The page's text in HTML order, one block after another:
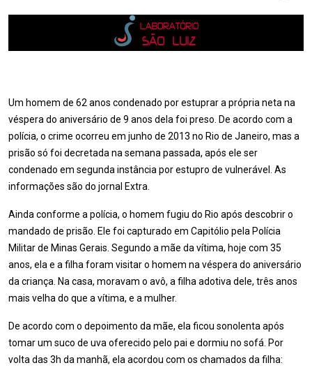
Um homem de 62 anos condenado por estuprar a própria neta na
véspera do aniversário de 9 anos dela foi preso. De acordo com a
polícia, o crime ocorreu em junho de 2013 no Rio de Janeiro, mas a
prisão só foi decretada na semana passada, após ele ser
condenado em segunda instância por estupro de vulnerável. As
informações são do jornal Extra.
Ainda conforme a polícia, o homem fugiu do Rio após descobrir o
mandado de prisão. Ele foi capturado em Capitólio pela Polícia
Militar de Minas Gerais. Segundo a mãe da vítima, hoje com 35
anos, ela e a filha foram visitar o homem na véspera do aniversário
da criança. Na casa, moravam o avô, a filha adotiva dele, três anos
mais velha do que a vítima, e a mulher.
De acordo com o depoimento da mãe, ela ficou sonolenta após
tomar um suco de uva oferecido pelo pai e dormiu no sofá. Por
volta das 3h da manhã, ela acordou com os chamados da filha: